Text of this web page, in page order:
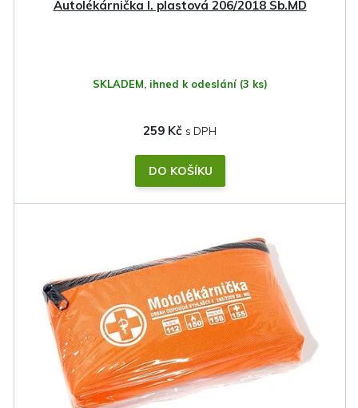
Autolékárnička I. plastová 206/2018 Sb.MD
SKLADEM, ihned k odeslání (3 ks)
259 Kč
DO KOŠÍKU